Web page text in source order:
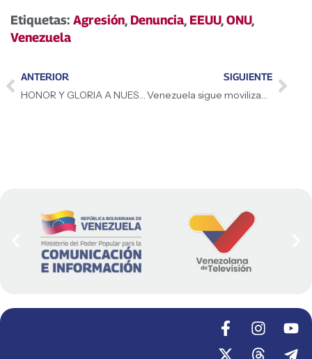
Etiquetas: Agresión, Denuncia, EEUU,ONU,
Venezuela
ANTERIOR
HONOR Y GLORIA A NUESTROS HÉROES CAÍDOS
SIGUIENTE
Venezuela sigue movilizada en apoyo a Maduro